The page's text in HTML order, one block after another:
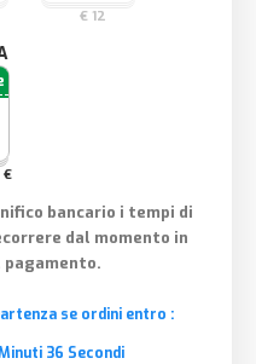
€ 12
€
bancario i tempi di
dal momento in
pagamento.
se ordini entro :
35 Secondi